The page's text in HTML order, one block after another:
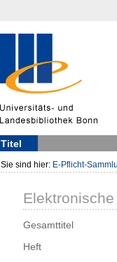
Titel
Sie sind hier: E-Pflicht-
Gesamttitel
Heft